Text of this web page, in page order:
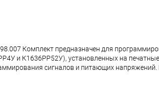
Комплект предназначен для
и К1636РР52У), установленных на
сигналов и питающих